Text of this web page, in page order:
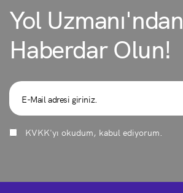
Yol Uzmanı'ndan
Haberdar Olun!
KVKK'yı okudum, kabul ediyorum.